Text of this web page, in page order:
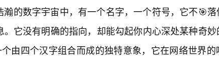
瀚的数字宇宙中，有一个名字，一个符号，它不🎯
。它没有明确的指向，却能勾起你内心深处某种奇
由四个汉字组合而成的独特意象，它在网络世界的